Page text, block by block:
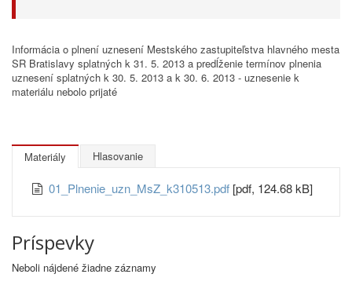
Informácia o plnení uznesení Mestského zastupiteľstva hlavného mesta
SR Bratislavy splatných k 31. 5. 2013 a predĺženie termínov plnenia
uznesení splatných k 30. 5. 2013 a k 30. 6. 2013 - uznesenie k
materiálu nebolo prijaté
Materiály Hlasovanie
01_Plnenie_uzn_MsZ_k310513.pdf [pdf, 124.68 kB]
Príspevky
Neboli nájdené žiadne záznamy